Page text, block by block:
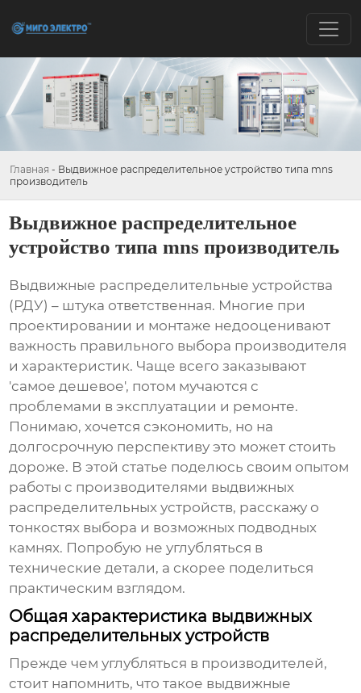
Главная - Выдвижное распределительное устройство типа mns
производитель
Выдвижное распределительное
устройство типа mns производитель
Выдвижные распределительные устройства
(РДУ) – штука ответственная. Многие при
проектировании и монтаже недооценивают
важность правильного выбора производителя
и характеристик. Чаще всего заказывают
'самое дешевое', потом мучаются с
проблемами в эксплуатации и ремонте.
Понимаю, хочется сэкономить, но на
долгосрочную перспективу это может стоить
дороже. В этой статье поделюсь своим опытом
работы с производителями выдвижных
распределительных устройств, расскажу о
тонкостях выбора и возможных подводных
камнях. Попробую не углубляться в
технические детали, а скорее поделиться
практическим взглядом.
Общая характеристика выдвижных
распределительных устройств
Прежде чем углубляться в производителей,
стоит напомнить, что такое выдвижные